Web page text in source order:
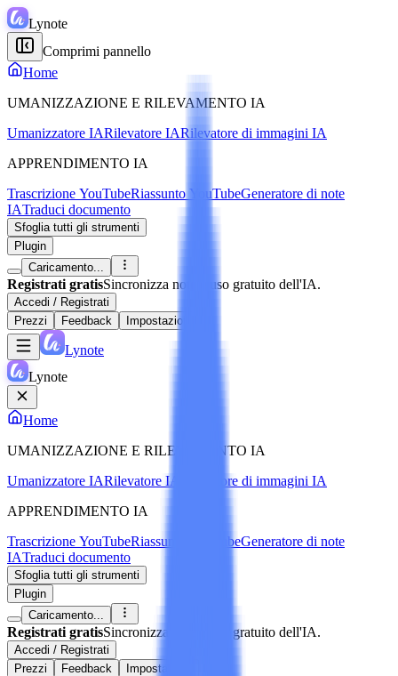
Lynote
Comprimi pannello
Home
UMANIZZAZIONE E RILEVAMENTO IA
Umanizzatore IARilevatore IARilevatore di immagini IA
APPRENDIMENTO IA
Trascrizione YouTubeRiassunto YouTubeGeneratore di note
IATraduci documento
Sfoglia tutti gli strumenti
Plugin
Caricamento...
Registrati gratisSincronizza note e uso gratuito dell'IA.
Accedi / Registrati
Prezzi
Feedback Impostazioni
Lynote
Lynote
Home
UMANIZZAZIONE E RILEVAMENTO IA
Umanizzatore IARilevatore IA
Rilevatore di immagini IA
APPRENDIMENTO IA
Trascrizione YouTubeRiassunto YouTubeGeneratore di note
IATraduci documento
Sfoglia tutti gli strumenti
Plugin
Caricamento...
Registrati gratisSincronizza note e uso gratuito dell'IA.
Accedi / Registrati
Prezzi
Feedback Impostazioni